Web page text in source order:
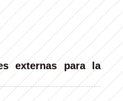
externas para la